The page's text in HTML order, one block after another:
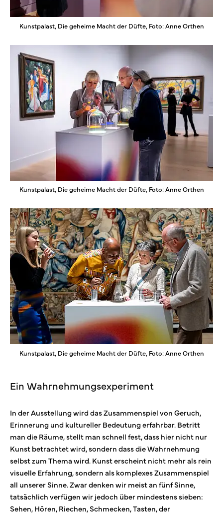
Kunstpalast, Die geheime Macht der Düfte, Foto: Anne Orthen
Kunstpalast, Die geheime Macht der Düfte, Foto: Anne Orthen
Kunstpalast, Die geheime Macht der Düfte, Foto: Anne Orthen
Ein Wahrnehmungsexperiment
In der Ausstellung wird das Zusammenspiel von Geruch,
Erinnerung und kultureller Bedeutung erfahrbar. Betritt
man die Räume, stellt man schnell fest, dass hier nicht nur
Kunst betrachtet wird, sondern dass die Wahrnehmung
selbst zum Thema wird. Kunst erscheint nicht mehr als rein
visuelle Erfahrung, sondern als komplexes Zusammenspiel
all unserer Sinne. Zwar denken wir meist an fünf Sinne,
tatsächlich verfügen wir jedoch über mindestens sieben:
Sehen, Hören, Riechen, Schmecken, Tasten, der